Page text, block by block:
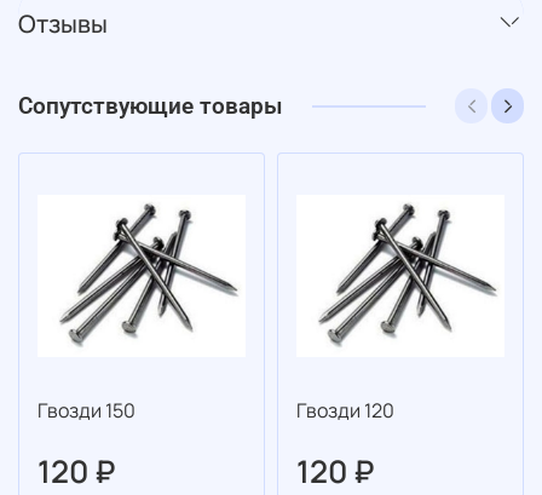
Отзывы
Сопутствующие товары
Гвозди 150
120 ₽
Гвозди 120
120 ₽